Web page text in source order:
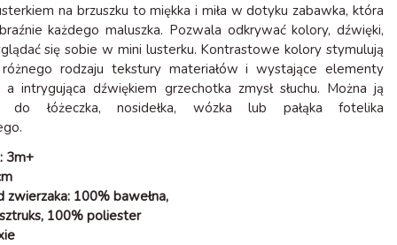
na brzuszku to miękka i miła w dotyku zabawka, która
każdego maluszka. Pozwala odkrywać kolory, dźwięki,
się sobie w mini lusterku. Kontrastowe kolory stymulują
różnego rodzaju tekstury materiałów i wystające elementy
a intrygująca dźwiękiem grzechotka zmysł słuchu. Można ją
do łóżeczka, nosidełka, wózka lub pałąka fotelika
3m+
zwierzaka: 100% bawełna,
100% poliester